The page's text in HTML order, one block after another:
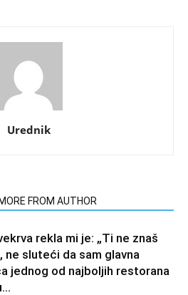
Urednik
MORE FROM AUTHOR
rekla mi je: „Ti ne znaš
ne sluteći da sam glavna
jednog od najboljih restorana